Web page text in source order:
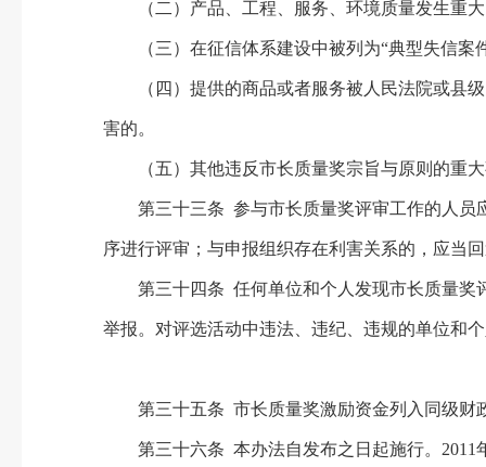
（二）产品、工程、服务、环境质量发生重大
（三）在征信体系建设中被列为“典型失信案
（四）提供的商品或者服务被人民法院或县级
害的。
（五）其他违反市长质量奖宗旨与原则的重大
第三十三条 参与市长质量奖评审工作的人员
序进行评审；与申报组织存在利害关系的，应当
第三十四条 任何单位和个人发现市长质量奖
举报。对评选活动中违法、违纪、违规的单位和
第三十五条 市长质量奖激励资金列入同级财
第三十六条 本办法自发布之日起施行。2011